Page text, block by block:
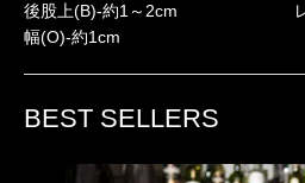
後股上(B)-約1～2cm レン
幅(O)-約1cm
BEST SELLERS